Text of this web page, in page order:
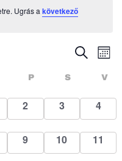
Ugrás akövetkező
és
nézet
Keresett
kifejezés
CSÜTÖRTÖK
P PÉNTEK
S V
0
események
2
0
események
3
0
4
0
események
9
0
események
10
0
11